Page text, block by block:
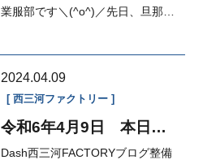
業服部です＼(^o^)／先日、旦那の
2024.04.09
西三河ファクトリー
令和6年4月9日 本日の
Dash西三河FACTORYブログ整備